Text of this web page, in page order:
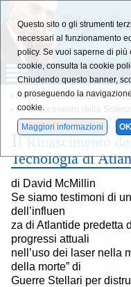
Atlantide »Atlantide
» Il Rinascimento della
Il Rinascimento
Tecnologia di
di David McMillin
Se siamo testimoni di
dell’influen
za di Atlantide predetta
progressi attuali
nell’uso dei laser nella
della morte” di
Guerre Stellari per
Questo sito o gli strumenti
necessari al funzionamento
policy. Se vuoi saperne di
cookie, consulta la cookie
Chiudendo questo banner,
o proseguendo la
cookie.
Maggiori informazioni
OK